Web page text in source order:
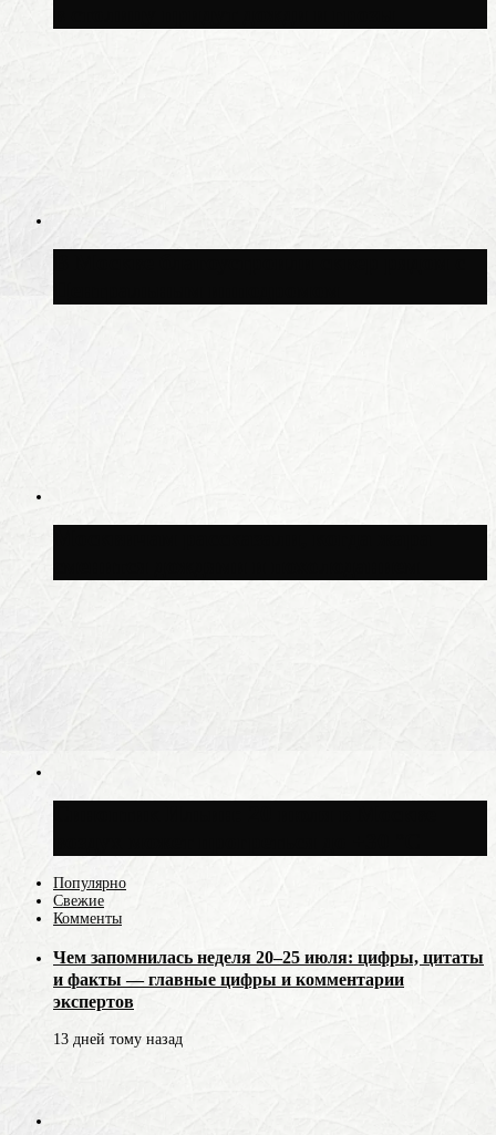
Популярно
Свежие
Комменты
Чем запомнилась неделя 20–25 июля: цифры, цитаты
и факты — главные цифры и комментарии
экспертов
13 дней тому назад